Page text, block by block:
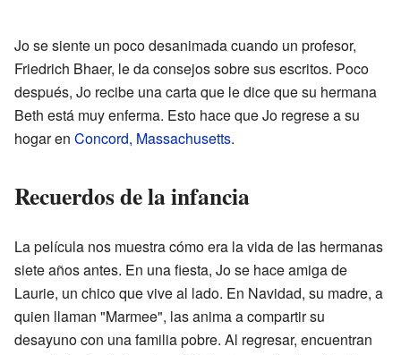
Jo se siente un poco desanimada cuando un profesor,
Friedrich Bhaer, le da consejos sobre sus escritos. Poco
después, Jo recibe una carta que le dice que su hermana
Beth está muy enferma. Esto hace que Jo regrese a su
hogar en Concord, Massachusetts.
Recuerdos de la infancia
La película nos muestra cómo era la vida de las hermanas
siete años antes. En una fiesta, Jo se hace amiga de
Laurie, un chico que vive al lado. En Navidad, su madre, a
quien llaman "Marmee", las anima a compartir su
desayuno con una familia pobre. Al regresar, encuentran